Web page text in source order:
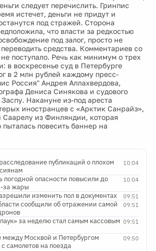
следует перечислить. Гринпис
истечет, деньги не придут и
под стражей. Сторона
что власти за редкостью
под залог, просто не
средства. Комментариев со
поступало. Речь как минимум о трех
в воскресенье суд в Петербурге
в 2 млн рублей каждому пресс-
Россия" Андрея Аллахвердова,
Дениса Синякова и судового
Накануне из-под ареста
иностранцев с «Арктик Санрайз»,
Саарелу из Финляндии, которая
повесить баннер на
10:04
публикаций о плохом
10:04
погодной опасности повысили до
за жары
09:51
изменить пол в документах
09:51
сообщили об отражении самой
09:51
за неделю стал самым кассовым
09:50
Москвой и Петербургом
самолетов на поезда